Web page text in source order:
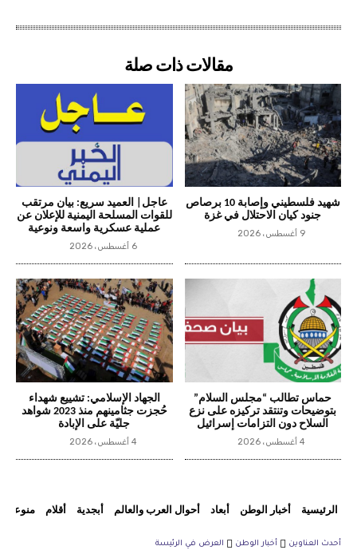
مقالات ذات صلة
شهيد فلسطيني وإصابة 10 برصاص
جنود كيان الاحتلال في غزة
9 أغسطس، 2026
عاجل| العميد سريع: بيان مرتقب
للقوات المسلحة اليمنية للإعلان عن
عملية عسكرية واسعة ونوعية
6 أغسطس، 2026
حماس تطالب “مجلس السلام”
بتوضيحات وتنتقد تركيزه على نزع
السلاح دون التزامات إسرائيل
4 أغسطس، 2026
الجهاد الإسلامي: تشييع شهداء
حُجزت جثامينهم منذ 2023 شواهد
جليّة على الإبادة
4 أغسطس، 2026